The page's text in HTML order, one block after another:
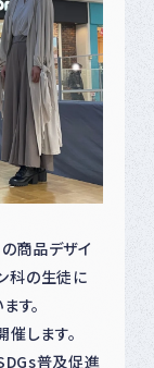
商品デザイ
科の生徒に
す。
します。
普及促進